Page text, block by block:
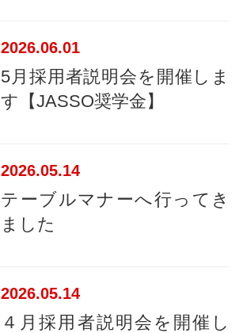
2026 06.01
5月採用者説明会を開催しま
す【JASSO奨学金】
2026 05.14
テーブルマナーへ行ってき
ました
2026 05.14
４月採用者説明会を開催し